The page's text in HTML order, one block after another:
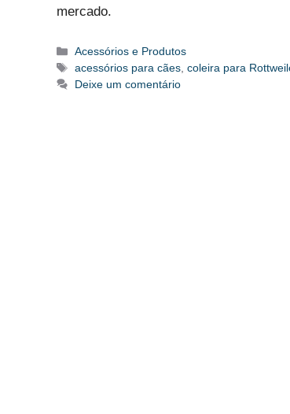
mercado.
Categorias
Acessórios e Produtos
Tags
acessórios para cães,coleira para
Deixe um comentário